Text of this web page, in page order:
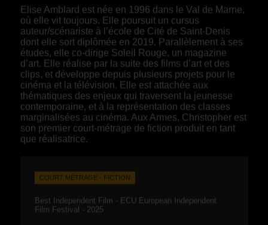
Elise Amblard est née en 1996 dans le Val de Marne,
où elle vit toujours. Elle poursuit un cursus
auteur/scénariste à l’école de Cité de Saint-Denis
dont elle sort diplômée en 2019. Parallèlement à ses
études, elle co-dirige Soleil Rouge, un magazine
d’art. Elle réalise par la suite des films d’art et des
clips, et développe depuis plusieurs projets pour le
cinéma et la télévision. Elle est attachée aux
thématiques des enjeux qui traversent la jeunesse
contemporaine, et à la représentation des classes
marginalisées au cinéma. Aux Armes, Christopher est
son premier court-métrage de fiction produit en tant
que réalisatrice.
COURT MÉTRAGE - FICTION
Best Independent Film - ECU European Independent
Film Festival - 2025